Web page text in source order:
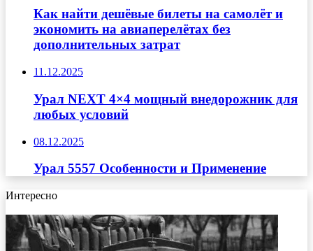
Как найти дешёвые билеты на самолёт и
экономить на авиаперелётах без
дополнительных затрат
11.12.2025
Урал NEXT 4×4 мощный внедорожник для
любых условий
08.12.2025
Урал 5557 Особенности и Применение
Интересно